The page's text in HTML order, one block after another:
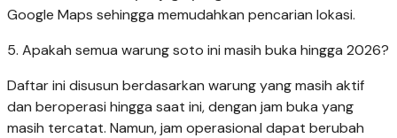
Google Maps sehingga memudahkan pencarian lokasi.
5. Apakah semua warung soto ini masih buka hingga 2026?
Daftar ini disusun berdasarkan warung yang masih aktif
dan beroperasi hingga saat ini, dengan jam buka yang
masih tercatat. Namun, jam operasional dapat berubah